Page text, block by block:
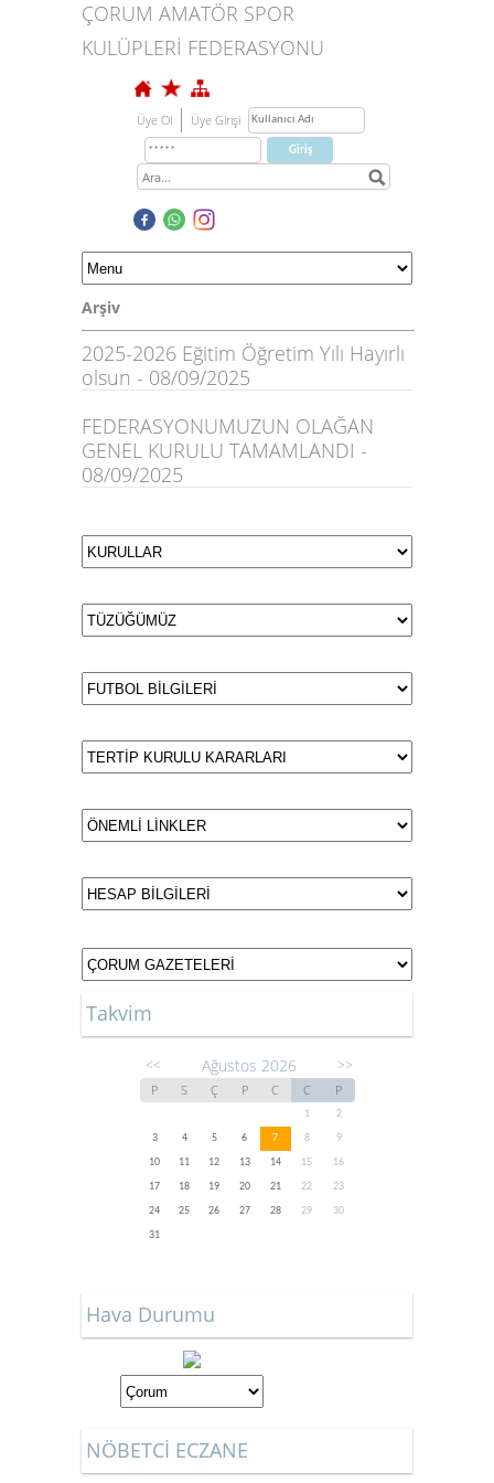
ÇORUM AMATÖR SPOR
KULÜPLERİ FEDERASYONU
Üye Ol Üye Girişi
Arşiv
2025-2026 Eğitim Öğretim Yılı Hayırlı
olsun - 08/09/2025
FEDERASYONUMUZUN OLAĞAN
GENEL KURULU TAMAMLANDI -
08/09/2025
Takvim
<< Ağustos 2026 >>
P S Ç P C C P
1
2
3
4 5 6 7 8
9
10
11 12 13 14 15
16
17
18 19 20 21 22
23
24
25 26 27 28 29
30
31
Hava Durumu
NÖBETCİ ECZANE